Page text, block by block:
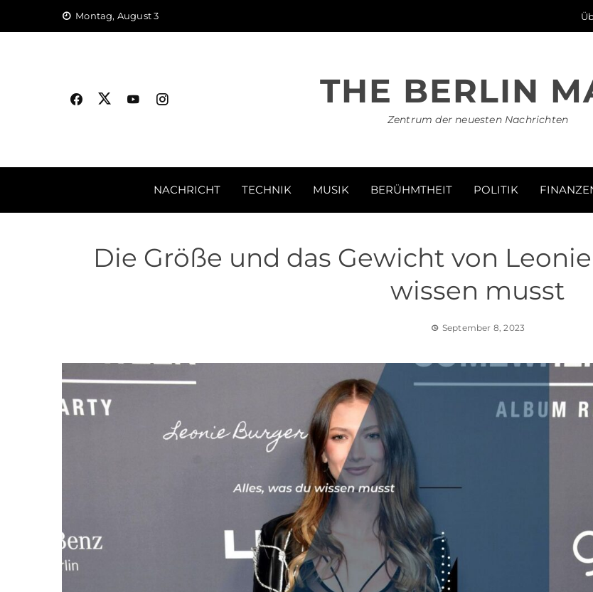
Montag, August 3
THE BERLIN
Zentrum der neuesten Nachrichten
NACHRICHT TECHNIK MUSIK BERÜHMTHEIT POLITIK
Die Größe und das Gewicht von
wissen musst
September 8, 2023